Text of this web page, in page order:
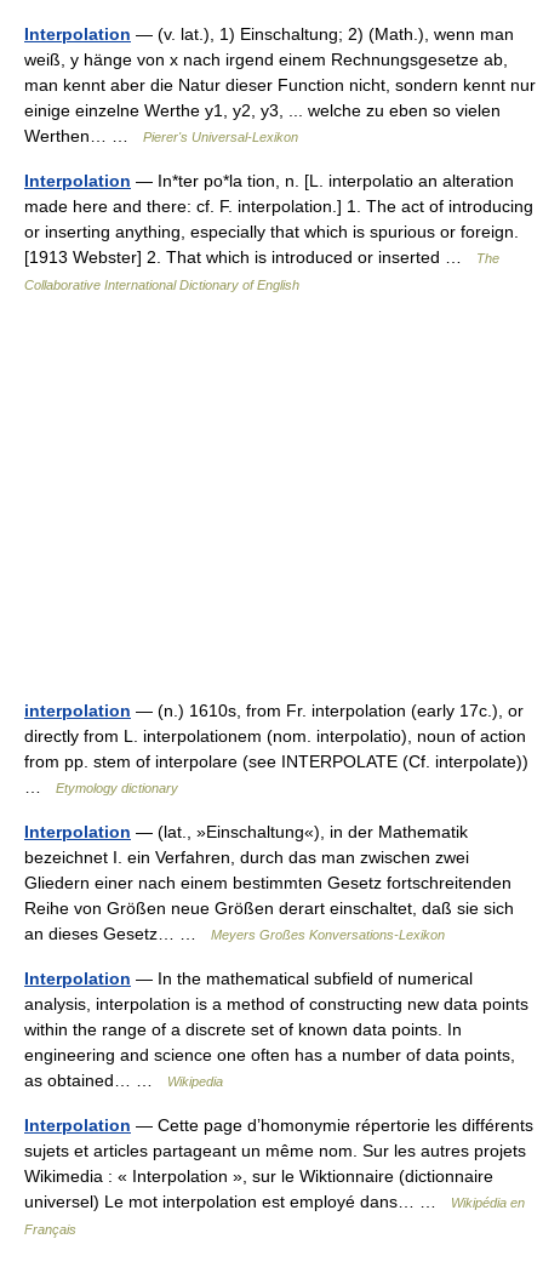
Interpolation — (v. lat.), 1) Einschaltung; 2) (Math.), wenn man
weiß, y hänge von x nach irgend einem Rechnungsgesetze ab,
man kennt aber die Natur dieser Function nicht, sondern kennt nur
einige einzelne Werthe y1, y2, y3, ... welche zu eben so vielen
Werthen… …
Pierer's Universal-Lexikon
Interpolation — In*ter po*la tion, n. [L. interpolatio an alteration
made here and there: cf. F. interpolation.] 1. The act of introducing
or inserting anything, especially that which is spurious or foreign.
[1913 Webster] 2. That which is introduced or inserted …
The
Collaborative International Dictionary of English
interpolation — (n.) 1610s, from Fr. interpolation (early 17c.), or
directly from L. interpolationem (nom. interpolatio), noun of action
from pp. stem of interpolare (see INTERPOLATE (Cf. interpolate))
Etymology dictionary
Interpolation — (lat., »Einschaltung«), in der Mathematik
bezeichnet I. ein Verfahren, durch das man zwischen zwei
Gliedern einer nach einem bestimmten Gesetz fortschreitenden
Reihe von Größen neue Größen derart einschaltet, daß sie sich
an dieses Gesetz… …
Meyers Großes Konversations-Lexikon
Interpolation — In the mathematical subfield of numerical
analysis, interpolation is a method of constructing new data points
within the range of a discrete set of known data points. In
engineering and science one often has a number of data points,
as obtained… …
Wikipedia
Interpolation — Cette page d’homonymie répertorie les différents
sujets et articles partageant un même nom. Sur les autres projets
Wikimedia : « Interpolation », sur le Wiktionnaire (dictionnaire
universel) Le mot interpolation est employé dans… …
Wikipédia en
Français